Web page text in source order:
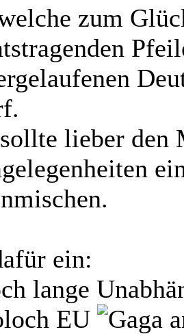
zum
lieber den
ein:
lange
EU